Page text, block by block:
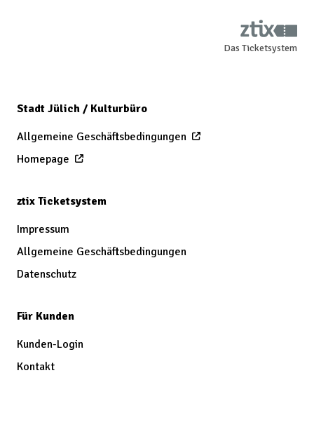
Das Ticketsystem
Stadt Jülich / Kulturbüro
Allgemeine Geschäftsbedingungen
Homepage
ztix Ticketsystem
Impressum
Allgemeine Geschäftsbedingungen
Datenschutz
Für Kunden
Kunden-Login
Kontakt